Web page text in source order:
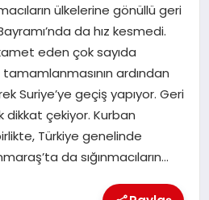
ülkelerine gönüllü geri
da hız kesmedi.
eden çok sayıda
tamamlanmasının ardından
Suriye’ye geçiş yapıyor. Geri
dikkat çekiyor. Kurban
Türkiye genelinde
da sığınmacıların…